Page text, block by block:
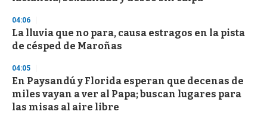
f
3
s
e
c
n
d
04:06
La lluvia que no para, causa estragos en la pista
de césped de Maroñas
04:05
En Paysandú y Florida esperan que decenas de
miles vayan a ver al Papa; buscan lugares para
las misas al aire libre